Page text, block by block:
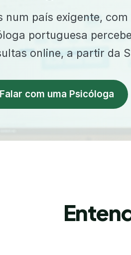
num país exigente,
portuguesa
online, a partir da
Falar com uma Psicóloga